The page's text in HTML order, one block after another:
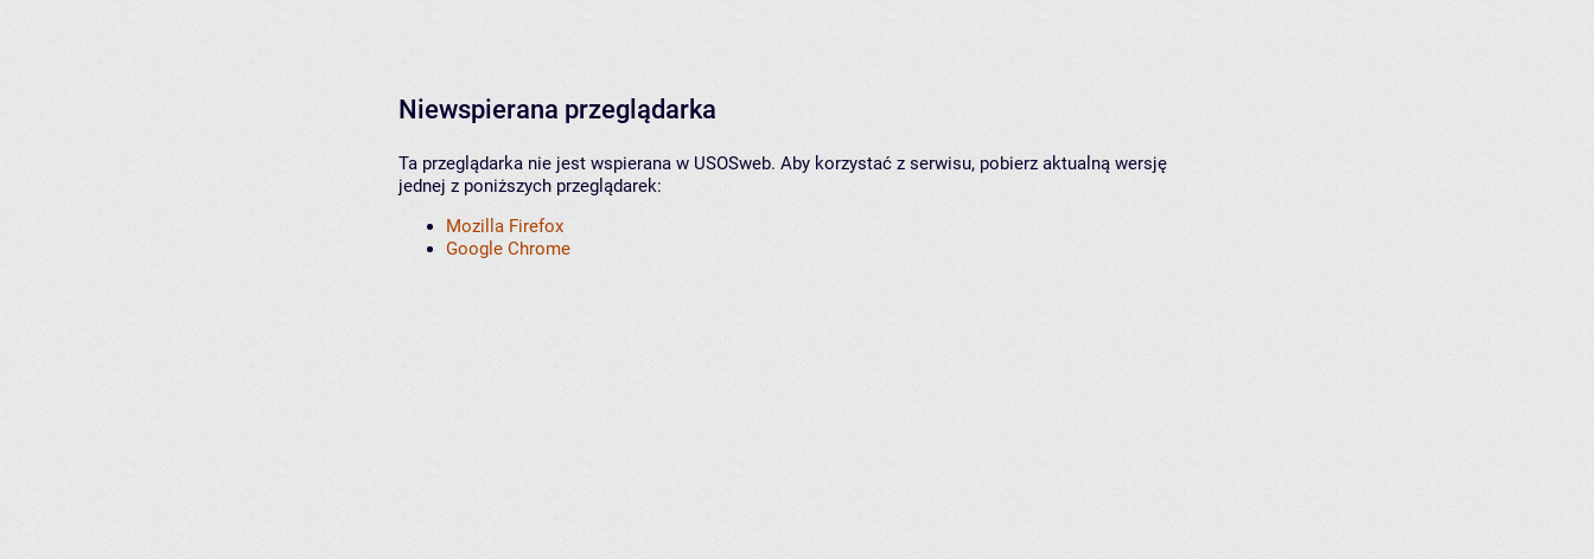
Niewspierana przeglądarka
Ta przeglądarka nie jest wspierana w USOSweb. Aby korzystać z serwisu, pobierz aktualną wersję
jednej z poniższych przeglądarek:
Mozilla Firefox
Google Chrome